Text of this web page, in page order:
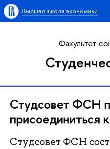
Высшая школа экономики
Факультет
Студсовет ФСН
присоединиться
Студсовет ФСН